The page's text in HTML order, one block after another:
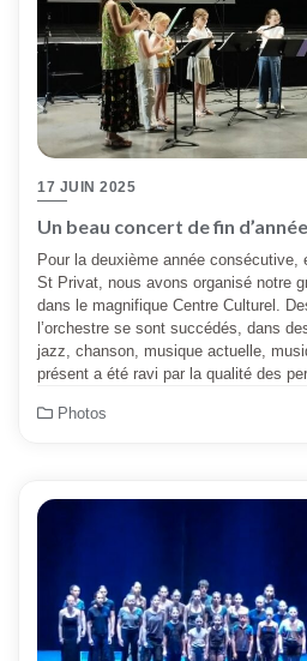
17 JUIN 2025
Un beau concert de fin
Pour la deuxième année
St Privat, nous avons organisé notre
dans le magnifique Centre Culturel.
l’orchestre se sont succédés, dans
jazz, chanson, musique actuelle,
présent a été ravi par la qualité des
Photos